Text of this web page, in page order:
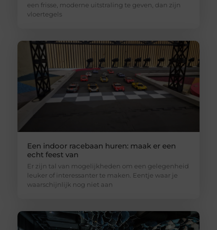
een frisse, moderne uitstraling te geven, dan zijn
vloertegels
Een indoor racebaan huren: maak er een
echt feest van
Er zijn tal van mogelijkheden om een gelegenheid
leuker of interessanter te maken. Eentje waar je
waarschijnlijk nog niet aan